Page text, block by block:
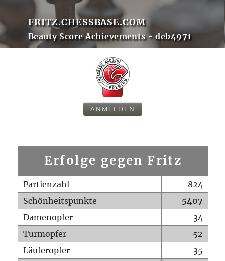
FRITZ.CHESSBASE.COM
Beauty Score Achievements - deb4971
ANMELDEN
Erfolge gegen Fritz
Partienzahl
824
Schönheitspunkte
5407
Damenopfer
34
Turmopfer
52
Läuferopfer
35